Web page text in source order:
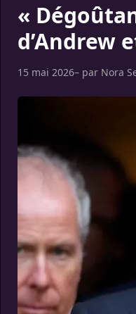
«
d’Andrew
15 mai 2026– par Nora